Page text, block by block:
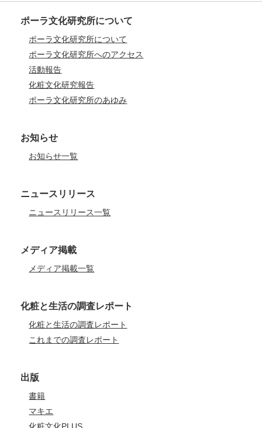
ポーラ文化研究所について
ポーラ文化研究所について
ポーラ文化研究所へのアクセス
活動報告
化粧文化研究報告
ポーラ文化研究所のあゆみ
お知らせ
お知らせ一覧
ニュースリリース
ニュースリリース一覧
メディア掲載
メディア掲載一覧
化粧と生活の調査レポート
化粧と生活の調査レポート
これまでの調査レポート
出版
書籍
マキエ
化粧文化PLUS